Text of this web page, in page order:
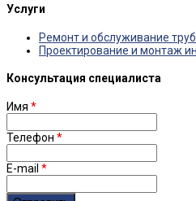
Услуги
Ремонт и обслуживание
Проектирование и монтаж
Консультация специалиста
Имя *
Телефон *
E-mail *